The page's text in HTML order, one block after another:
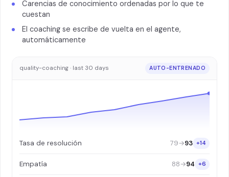
Carencias de conocimiento ordenadas por lo que te
cuestan
El coaching se escribe de vuelta en el agente,
automáticamente
quality-coaching · last 30 days AUTO-ENTRENADO
Tasa de resolución 79→93 +14
Empatía 88→94 +6